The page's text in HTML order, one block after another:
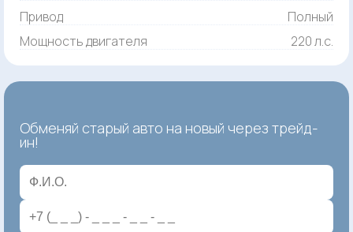
Привод
Полный
Мощность двигателя
220 л.с.
Обменяй старый авто на новый через трейд-
ин!